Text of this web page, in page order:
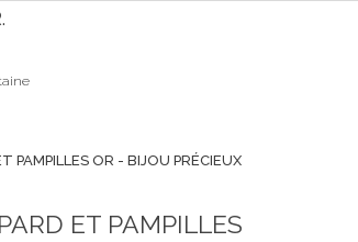
PAMPILLES OR - BIJOU PRÉCIEUX
ET PAMPILLES